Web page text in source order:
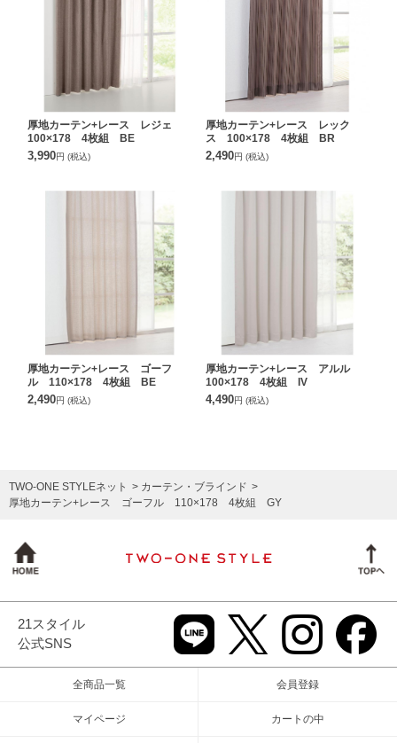
厚地カーテン+レース レジェ
100×178 4枚組 BE
3,990円 (税込)
厚地カーテン+レース レック
ス 100×178 4枚組 BR
2,490円 (税込)
厚地カーテン+レース ゴーフ
ル 110×178 4枚組 BE
2,490円 (税込)
厚地カーテン+レース アルル
100×178 4枚組 IV
4,490円 (税込)
TWO-ONE STYLEネット
カーテン・ブラインド
厚地カーテン+レース ゴーフル 110×178 4枚組 GY
21スタイル
公式SNS
全商品一覧 会員登録
マイページ カートの中